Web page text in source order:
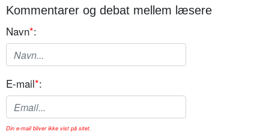
Kommentarer og debat mellem læsere
Navn*:
E-mail*:
Din e-mail bliver ikke vist på sitet.